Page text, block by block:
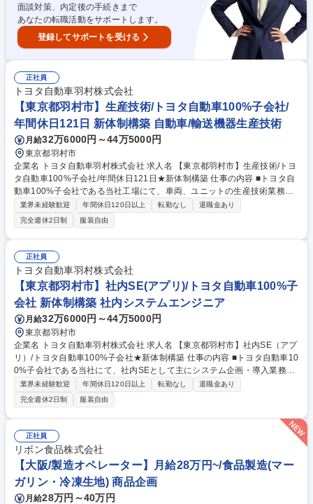
面談対策、内定後の手続きまで
あなたの転職活動をサポートします。
登録してサポートを受ける
正社員
トヨタ自動車羽村株式会社
【東京都羽村市】生産技術/トヨタ自動車100%子会社/
年間休日121日 新体制構築 自動車/輸送機器生産技術
月給32万6000円～44万5000円
東京都羽村市
企業名 トヨタ自動車羽村株式会社 求人名 【東京都羽村市】生産技術/トヨ
タ自動車100%子会社/年間休日121日★新体制構築 仕事の内容 ■トヨタ自
動車100%子会社である当社工場にて、車両、ユニットの生産技術業務を
お任せします。新車立上げや工程設計、生産性向上を通じ、競争力あるモ
ノづくり体制の構築をお任せいたします。 【具体例】 ■新型車および既存
車種の生産ライン立ち上げに向けた工程設計・設備仕様の策定 ■生産設備
（プレス・溶接・塗装・樹脂成形・組立・検査・足回り、ユニット部品な
ど）、工場・動力源設備の導入計画立案、設備メーカーとの折衝 ■生産性
向上・品質向上を目的としたライン改善、工法開発 ■IoT・デジタル技術を
活用したスマートファクトリー化の推進 募集職種 【東京都羽村市】生産
技術/トヨタ自動車100%子会社/年間休日121日★新体制構築
業界未経験歓迎 年間休日120日以上 転勤なし
退職金あり
完全週休2日制
服装自由
正社員
トヨタ自動車羽村株式会社
【東京都羽村市】社内SE(アプリ)/トヨタ自動車100%子
会社 新体制構築 社内システムエンジニア
月給32万6000円～44万5000円
東京都羽村市
企業名 トヨタ自動車羽村株式会社 求人名 【東京都羽村市】社内SE（アプ
リ）/トヨタ自動車100%子会社★新体制構築 仕事の内容 ■トヨタ自動車10
0%子会社である当社にて、社内SEとして主にシステム企画・導入業務を
お任せします。新会社立上げに伴う体制強化の採用となります。将来的に
は組織の中核を担っていただく想定です。 【詳細】 ■直接部門（設計/開
発～生産）のシステム企画・開発・導入・運用 ■間接部門（経理・人事・
調達等）のシステム企画・開発・導入・運用 ■データ活用するためのシス
テム企画・開発・導入・運用 ■既存システム運用・保守の協力会社との連
携・調整 等 募集職種 【東京都羽村市】社内SE（アプリ）/トヨタ自動車1
00%子会社★新体制構築
業界未経験歓迎 年間休日120日以上 転勤なし
退職金あり
完全週休2日制
服装自由
正社員
リボン食品株式会社
【大阪/製造オペレーター】月給28万円~/食品製造(マー
ガリン・冷凍生地) 商品企画
月給28万円～40万円